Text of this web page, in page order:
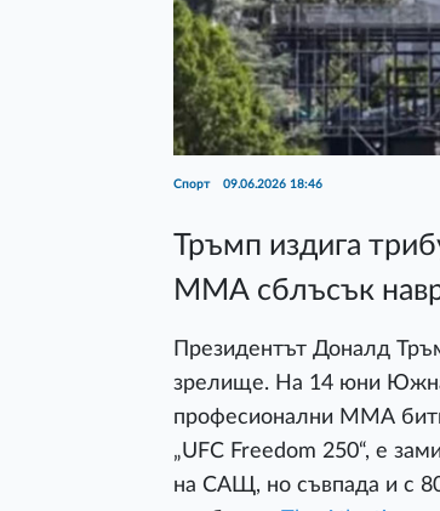
Спорт 09.06.2026 18:46
Тръмп издига
ММА сблъсък
Президентът Доналд
зрелище. На 14 юни
професионални ММА
„UFC Freedom 250“, е
на САЩ, но съвпада и с